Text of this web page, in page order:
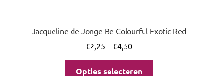
Jacqueline de Jonge Be Colourful Exotic Red
€2,25 – €4,50
Opties selecteren